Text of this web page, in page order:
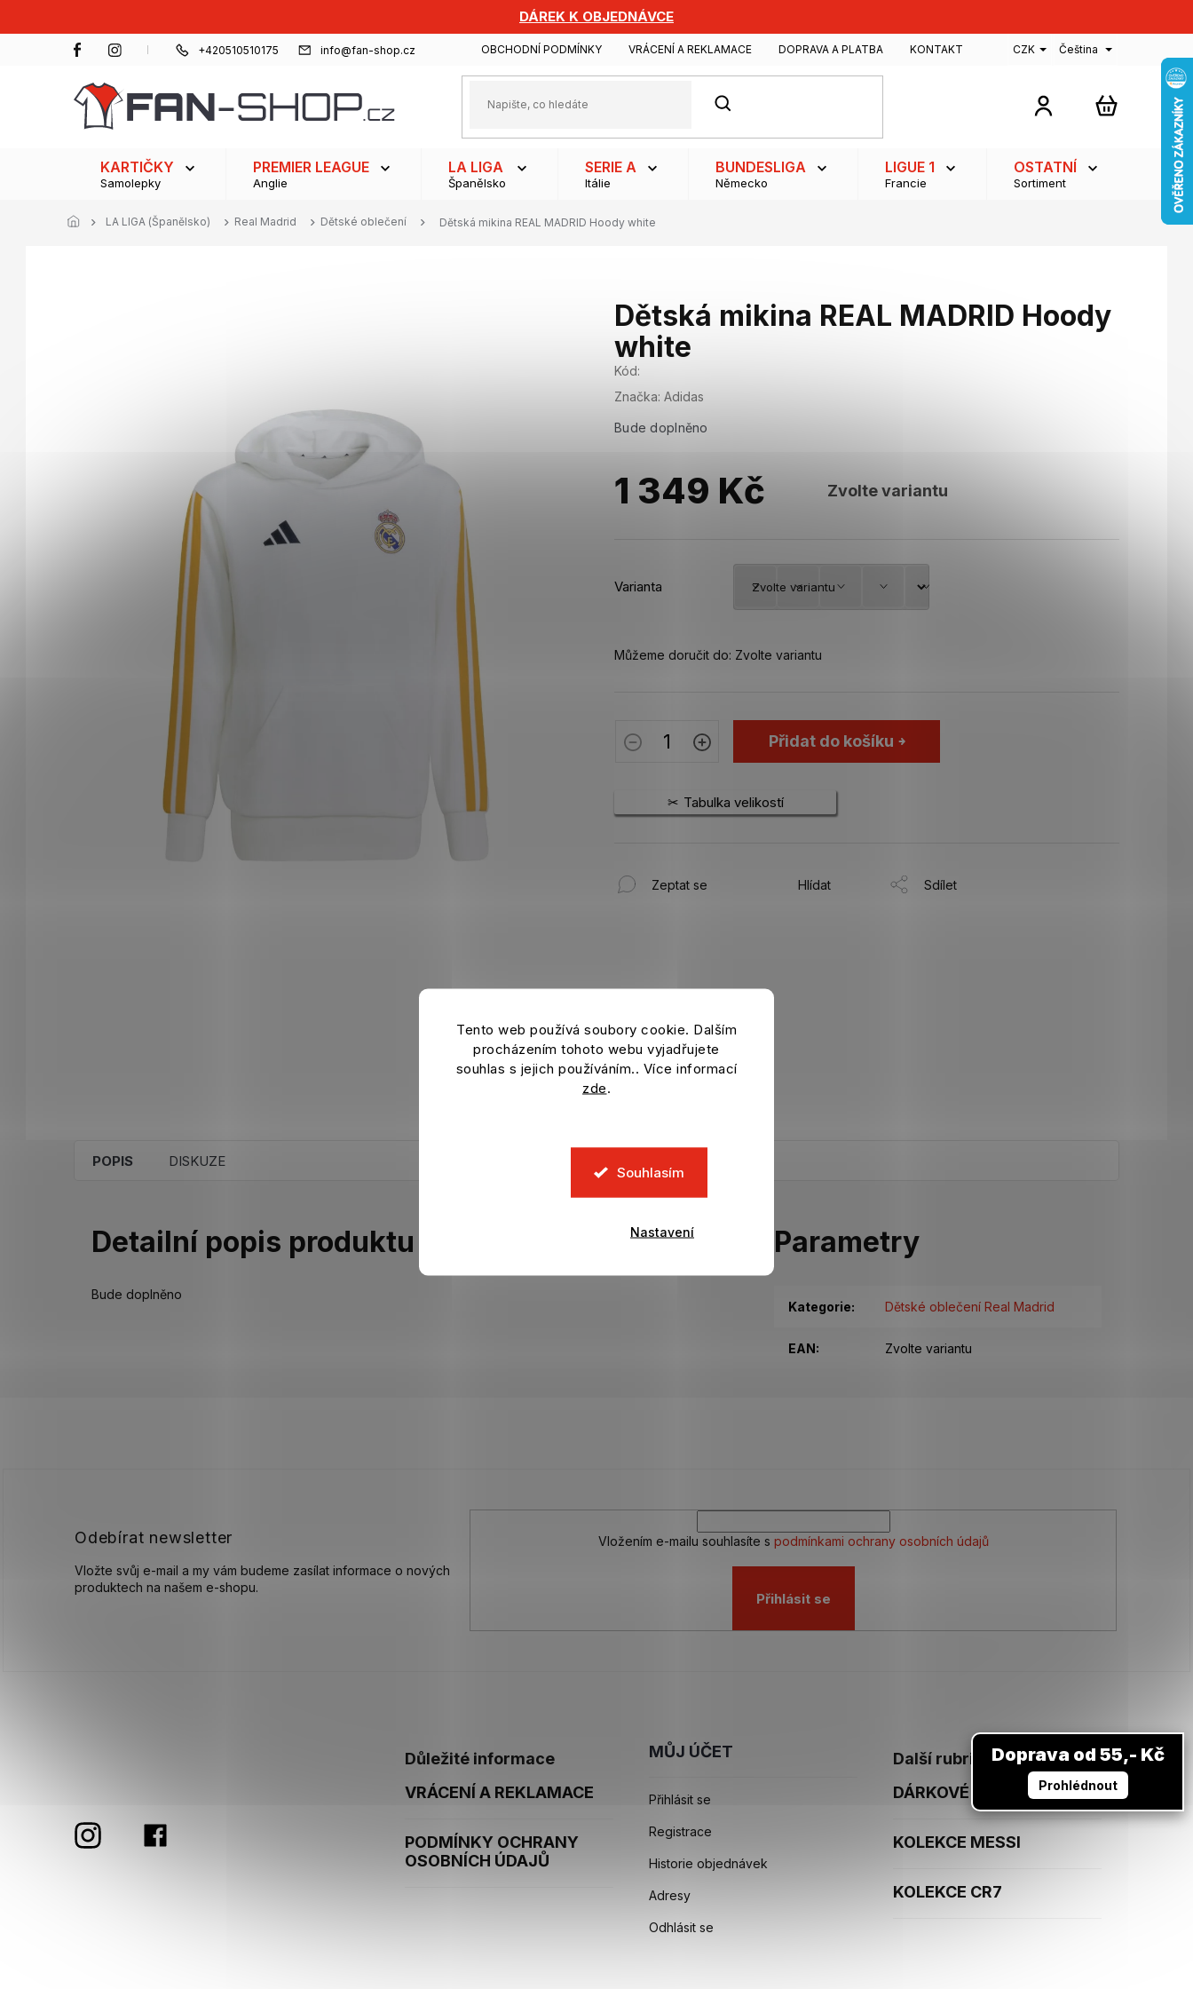
Tento web používá soubory cookie. Dalším
procházením tohoto webu vyjadřujete
souhlas s jejich používáním.. Více informací
zde.
Souhlasím
Nastavení
DÁREK K OBJEDNÁVCE
+420510510175 info@fan-shop.cz OBCHODNÍ PODMÍNKY VRÁCENÍ A REKLAMACE DOPRAVA A PLATBA KONTAKT CZK Čeština
HLEDAT
NÁKUPNÍ
KARTIČKY
Samolepky
PREMIER LEAGUE
Anglie
LA LIGA
Španělsko
SERIE A
Itálie
BUNDESLIGA
Německo
LIGUE 1
Francie
OSTATNÍ
Sortiment
LA LIGA (Španělsko) Real Madrid Dětské oblečení Dětská mikina REAL MADRID Hoody white
Dětská mikina REAL MADRID Hoody
white
Kód:
Značka: Adidas
Bude doplněno
1 349 Kč Zvolte variantu
Varianta
Můžeme doručit do: Zvolte variantu
Přidat do košíku
Tabulka velikostí
Zeptat se Hlídat Sdílet
POPIS DISKUZE
Detailní popis produktu
Bude doplněno
Parametry
Kategorie: Dětské oblečení Real Madrid
EAN : Zvolte variantu
Odebírat newsletter
Vložte svůj e-mail a my vám budeme zasílat informace o nových
produktech na našem e-shopu.
Vložením e-mailu souhlasíte s podmínkami ochrany osobních údajů
Přihlásit se
Důležité informace
VRÁCENÍ A REKLAMACE
PODMÍNKY OCHRANY
OSOBNÍCH ÚDAJŮ
MŮJ ÚČET
Přihlásit se
Registrace
Historie objednávek
Adresy
Odhlásit se
Další rubriky
DÁRKOVÉ POUKAZY
KOLEKCE MESSI
KOLEKCE CR7
Doprava od 55,- Kč
Prohlédnout